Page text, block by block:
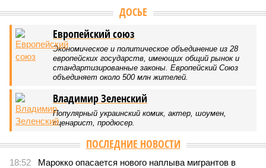
ДОСЬЕ
Европейский союз
Экономическое и политическое объединение из 28
европейских государств, имеющих общий рынок и
стандартизированные законы. Европейский Союз
объединяет около 500 млн жителей.
Владимир Зеленский
Популярный украинский комик, актер, шоумен,
сценарист, продюсер.
ПОСЛЕДНИЕ НОВОСТИ
18:52
Марокко опасается нового наплыва мигрантов в